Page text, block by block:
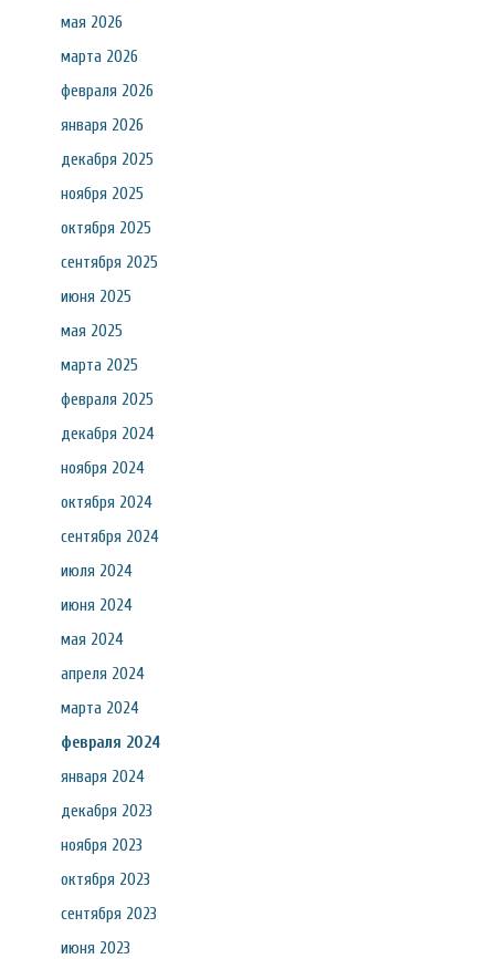
мая 2026
марта 2026
февраля 2026
января 2026
декабря 2025
ноября 2025
октября 2025
сентября 2025
июня 2025
мая 2025
марта 2025
февраля 2025
декабря 2024
ноября 2024
октября 2024
сентября 2024
июля 2024
июня 2024
мая 2024
апреля 2024
марта 2024
февраля 2024
января 2024
декабря 2023
ноября 2023
октября 2023
сентября 2023
июня 2023